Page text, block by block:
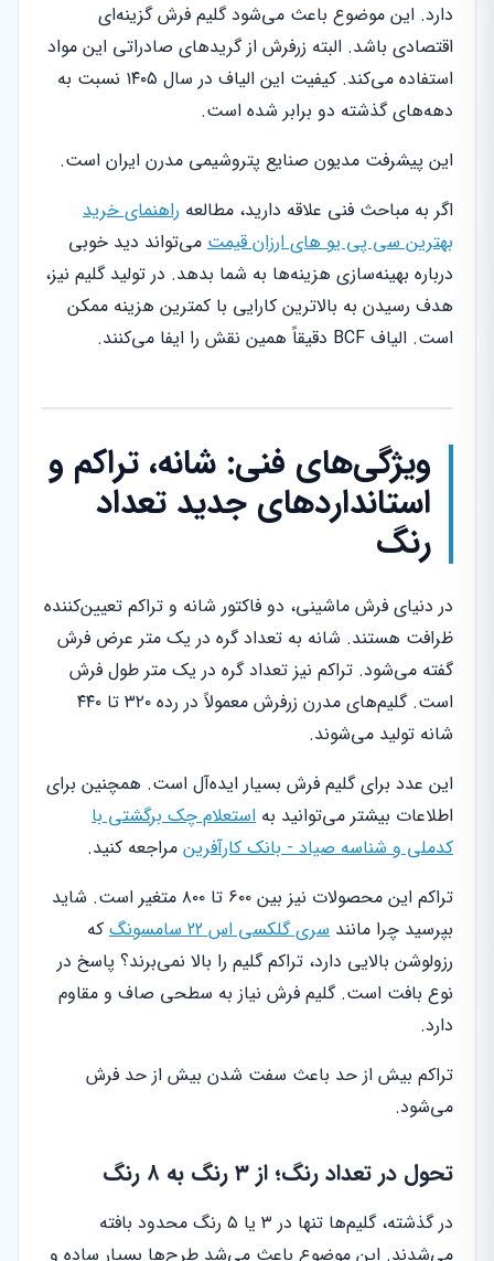
دارد. این موضوع باعث می‌شود گلیم فرش گزینه‌ای
اقتصادی باشد. البته زرفرش از گریدهای صادراتی این مواد
استفاده می‌کند. کیفیت این الیاف در سال ۱۴۰۵ نسبت به
دهه‌های گذشته دو برابر شده است.
این پیشرفت مدیون صنایع پتروشیمی مدرن ایران است.
اگر به مباحث فنی علاقه دارید، مطالعه راهنمای خرید
بهترین سی پی یو های ارزان قیمت می‌تواند دید خوبی
درباره بهینه‌سازی هزینه‌ها به شما بدهد. در تولید گلیم نیز،
هدف رسیدن به بالاترین کارایی با کمترین هزینه ممکن
است. الیاف BCF دقیقاً همین نقش را ایفا می‌کنند.
ویژگی‌های فنی: شانه، تراکم و
استانداردهای جدید تعداد
رنگ
در دنیای فرش ماشینی، دو فاکتور شانه و تراکم تعیین‌کننده
ظرافت هستند. شانه به تعداد گره در یک متر عرض فرش
گفته می‌شود. تراکم نیز تعداد گره در یک متر طول فرش
است. گلیم‌های مدرن زرفرش معمولاً در رده ۳۲۰ تا ۴۴۰
شانه تولید می‌شوند.
این عدد برای گلیم فرش بسیار ایده‌آل است. همچنین برای
اطلاعات بیشتر می‌توانید به استعلام چک برگشتی با
کدملی و شناسه صیاد - بانک کارآفرین مراجعه کنید.
تراکم این محصولات نیز بین ۶۰۰ تا ۸۰۰ متغیر است. شاید
بپرسید چرا مانند سری گلکسی اس 22 سامسونگ
که
رزولوشن بالایی دارد، تراکم گلیم را بالا نمی‌برند؟ پاسخ در
نوع بافت است. گلیم فرش نیاز به سطحی صاف و مقاوم
دارد.
تراکم بیش از حد باعث سفت شدن بیش از حد فرش
می‌شود.
تحول در تعداد رنگ؛ از ۳ رنگ به ۸ رنگ
در گذشته، گلیم‌ها تنها در ۳ یا ۵ رنگ محدود بافته
می‌شدند. این موضوع باعث می‌شد طرح‌ها بسیار ساده و